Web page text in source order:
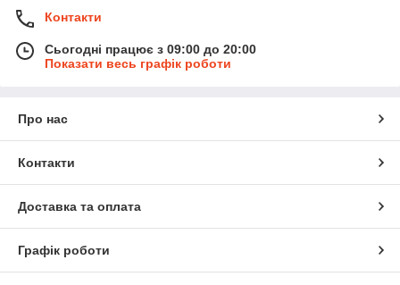
Контакти
Сьогодні працює з 09:00 до 20:00
Показати весь графік роботи
Про нас
Контакти
Доставка та оплата
Графік роботи